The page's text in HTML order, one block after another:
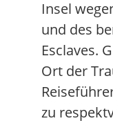
Insel
und des
Esclaves.
Ort der
zu